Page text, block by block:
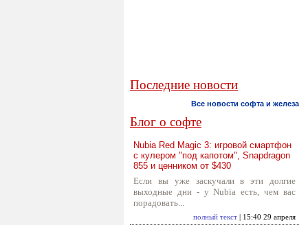
Последние новости
Все новости софта и железа
Блог о софте
Nubia Red Magic 3: игровой смартфон
с кулером "под капотом", Snapdragon
855 и ценником от $430
Если вы уже заскучали в эти долгие
выходные дни - у Nubia есть, чем вас
порадовать...
полный текст | 15:40 29 апреля